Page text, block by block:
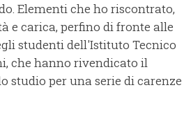
Elementi che ho riscontrato,
e carica, perfino di fronte alle
studenti dell'Istituto Tecnico
che hanno rivendicato il
studio per una serie di carenze